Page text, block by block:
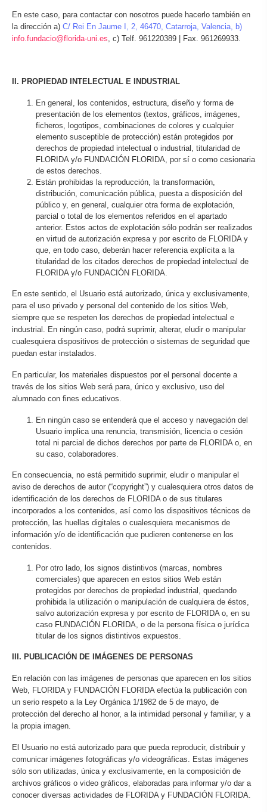
En este caso, para contactar con nosotros puede hacerlo también en
la dirección a) C/ Rei En Jaume I, 2, 46470, Catarroja, Valencia, b)
info.fundacio@florida-uni.es, c) Telf. 961220389 | Fax. 961269933.
II. PROPIEDAD INTELECTUAL E INDUSTRIAL
En general, los contenidos, estructura, diseño y forma de
presentación de los elementos (textos, gráficos, imágenes,
ficheros, logotipos, combinaciones de colores y cualquier
elemento susceptible de protección) están protegidos por
derechos de propiedad intelectual o industrial, titularidad de
FLORIDA y/o FUNDACIÓN FLORIDA, por sí o como cesionaria
de estos derechos.
Están prohibidas la reproducción, la transformación,
distribución, comunicación pública, puesta a disposición del
público y, en general, cualquier otra forma de explotación,
parcial o total de los elementos referidos en el apartado
anterior. Estos actos de explotación sólo podrán ser realizados
en virtud de autorización expresa y por escrito de FLORIDA y
que, en todo caso, deberán hacer referencia explícita a la
titularidad de los citados derechos de propiedad intelectual de
FLORIDA y/o FUNDACIÓN FLORIDA.
En este sentido, el Usuario está autorizado, única y exclusivamente,
para el uso privado y personal del contenido de los sitios Web,
siempre que se respeten los derechos de propiedad intelectual e
industrial. En ningún caso, podrá suprimir, alterar, eludir o manipular
cualesquiera dispositivos de protección o sistemas de seguridad que
puedan estar instalados.
En particular, los materiales dispuestos por el personal docente a
través de los sitios Web será para, único y exclusivo, uso del
alumnado con fines educativos.
En ningún caso se entenderá que el acceso y navegación del
Usuario implica una renuncia, transmisión, licencia o cesión
total ni parcial de dichos derechos por parte de FLORIDA o, en
su caso, colaboradores.
En consecuencia, no está permitido suprimir, eludir o manipular el
aviso de derechos de autor (“copyright”) y cualesquiera otros datos de
identificación de los derechos de FLORIDA o de sus titulares
incorporados a los contenidos, así como los dispositivos técnicos de
protección, las huellas digitales o cualesquiera mecanismos de
información y/o de identificación que pudieren contenerse en los
contenidos.
Por otro lado, los signos distintivos (marcas, nombres
comerciales) que aparecen en estos sitios Web están
protegidos por derechos de propiedad industrial, quedando
prohibida la utilización o manipulación de cualquiera de éstos,
salvo autorización expresa y por escrito de FLORIDA o, en su
caso FUNDACIÓN FLORIDA, o de la persona física o jurídica
titular de los signos distintivos expuestos.
III. PUBLICACIÓN DE IMÁGENES DE PERSONAS
En relación con las imágenes de personas que aparecen en los sitios
Web, FLORIDA y FUNDACIÓN FLORIDA efectúa la publicación con
un serio respeto a la Ley Orgánica 1/1982 de 5 de mayo, de
protección del derecho al honor, a la intimidad personal y familiar, y a
la propia imagen.
El Usuario no está autorizado para que pueda reproducir, distribuir y
comunicar imágenes fotográficas y/o videográficas. Estas imágenes
sólo son utilizadas, única y exclusivamente, en la composición de
archivos gráficos o video gráficos, elaboradas para informar y/o dar a
conocer diversas actividades de FLORIDA y FUNDACIÓN FLORIDA.